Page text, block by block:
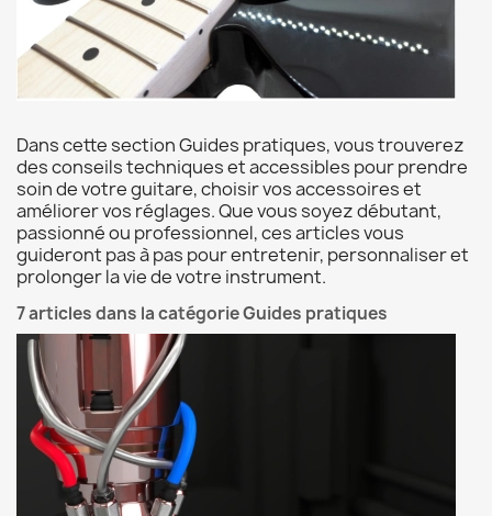
Dans cette section Guides pratiques, vous trouverez
des conseils techniques et accessibles pour prendre
soin de votre guitare, choisir vos accessoires et
améliorer vos réglages. Que vous soyez débutant,
passionné ou professionnel, ces articles vous
guideront pas à pas pour entretenir, personnaliser et
prolonger la vie de votre instrument.
7 articles dans la catégorie Guides pratiques